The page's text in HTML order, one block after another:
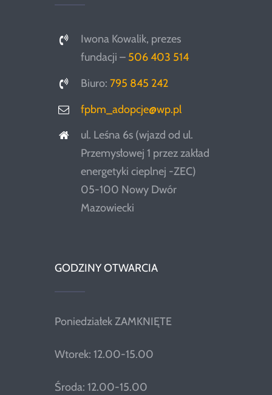
Iwona Kowalik, prezes
fundacji – 506 403 514
Biuro:795 845 242
fpbm_adopcje@wp.pl
ul. Leśna 6s (wjazd od ul.
Przemysłowej 1 przez zakład
energetyki cieplnej -ZEC)
05-100 Nowy Dwór
Mazowiecki
GODZINY OTWARCIA
Poniedziałek ZAMKNIĘTE
Wtorek: 12.00-15.00
Środa: 12.00-15.00